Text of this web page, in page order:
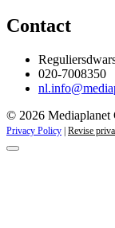
Contact
020-7008350
© 2026 Mediaplanet
Privacy Policy Revise